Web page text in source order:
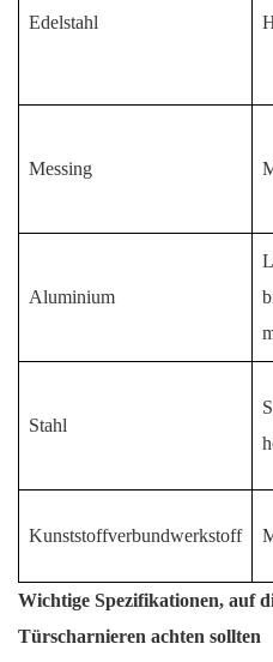
Edelstahl
Messing
Aluminium
Stahl
Kunststoffverbundwerkstoff
Wichtige Spezifikationen, auf
Türscharnieren achten sollten